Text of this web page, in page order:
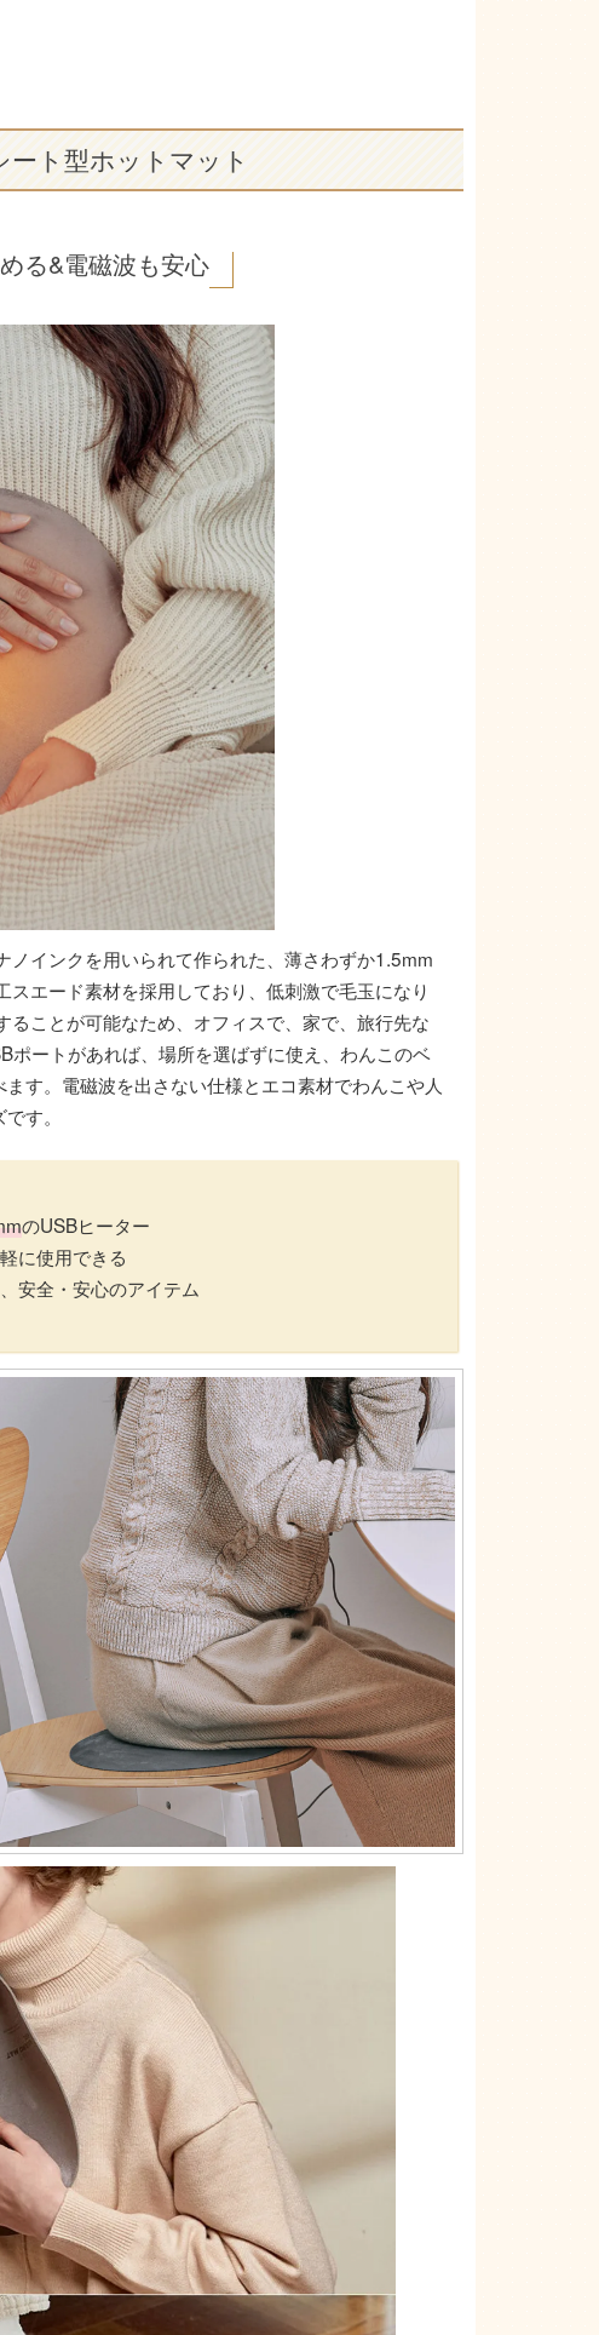
ト型ホットマット
る&電磁波も安心
ノインクを用いられて作られた、薄さわずか1.5mm
エード素材を採用しており、低刺激で毛玉になり
ことが可能なため、オフィスで、家で、旅行先な
ートがあれば、場所を選ばずに使え、わんこのベ
す。電磁波を出さない仕様とエコ素材でわんこや人
す。
のUSBヒーター
に使用できる
安全・安心のアイテム